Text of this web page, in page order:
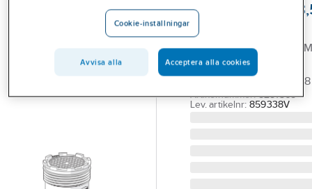
Strålsamlare
859338V, Oras
ORAS STRÅLSAMLARE
INKL
Artikelnummer: 8281568
Lev. artikelnr: 859338V
Cookie-inställningar
Avvisa alla Acceptera alla cookies